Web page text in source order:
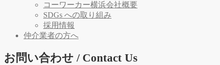
コーワーカー横浜会社概要
SDGs への取り組み
採用情報
仲介業者の方へ
お問い合わせ / Contact Us